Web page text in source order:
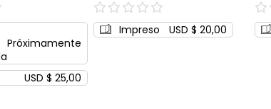
Próximamente
USD $ 25,00
0%
Impreso USD $ 20,00
0%